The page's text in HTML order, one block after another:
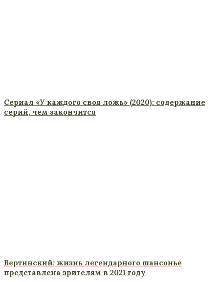
Сериал «У каждого своя ложь» (2020): содержание
серий, чем закончится
Вертинский: жизнь легендарного шансонье
представлена зрителям в 2021 году